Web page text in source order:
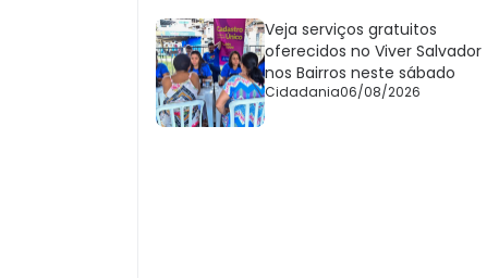
Veja serviços gratuitos
oferecidos no Viver Salvador
nos Bairros neste sábado
Cidadania06/08/2026